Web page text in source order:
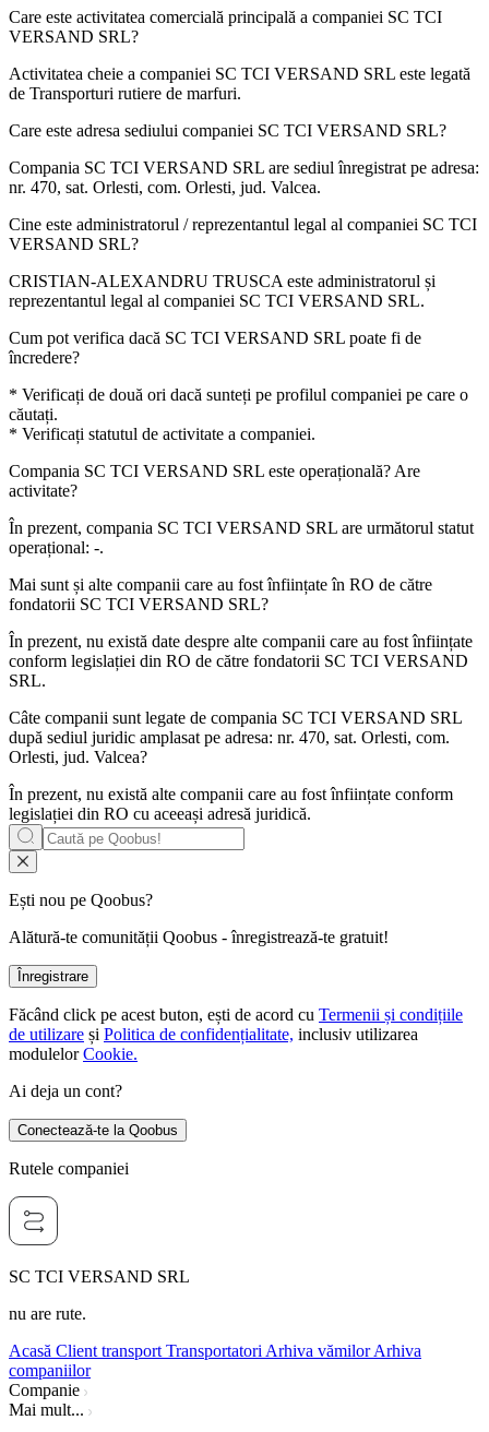
Care este activitatea comercială principală a companiei SC TCI
VERSAND SRL?
Activitatea cheie a companiei SC TCI VERSAND SRL este legată
de Transporturi rutiere de marfuri.
Care este adresa sediului companiei SC TCI VERSAND SRL?
Compania SC TCI VERSAND SRL are sediul înregistrat pe adresa:
nr. 470, sat. Orlesti, com. Orlesti, jud. Valcea.
Cine este administratorul / reprezentantul legal al companiei SC TCI
VERSAND SRL?
CRISTIAN-ALEXANDRU TRUSCA este administratorul și
reprezentantul legal al companiei SC TCI VERSAND SRL.
Cum pot verifica dacă SC TCI VERSAND SRL poate fi de
încredere?
* Verificați de două ori dacă sunteți pe profilul companiei pe care o
căutați.
* Verificați statutul de activitate a companiei.
Compania SC TCI VERSAND SRL este operațională? Are
activitate?
În prezent, compania SC TCI VERSAND SRL are următorul statut
operațional: -.
Mai sunt și alte companii care au fost înființate în RO de către
fondatorii SC TCI VERSAND SRL?
În prezent, nu există date despre alte companii care au fost înființate
conform legislației din RO de către fondatorii SC TCI VERSAND
SRL.
Câte companii sunt legate de compania SC TCI VERSAND SRL
după sediul juridic amplasat pe adresa: nr. 470, sat. Orlesti, com.
Orlesti, jud. Valcea?
În prezent, nu există alte companii care au fost înființate conform
legislației din RO cu aceeași adresă juridică.
Ești nou pe Qoobus?
Alătură-te comunității Qoobus - înregistrează-te gratuit!
Înregistrare
Făcând click pe acest buton, ești de acord cu Termenii și condițiile
de utilizare și Politica de confidențialitate, inclusiv utilizarea
modulelor Cookie.
Ai deja un cont?
Conectează-te la Qoobus
Rutele companiei
SC TCI VERSAND SRL
nu are rute.
Acasă Client transport Transportatori Arhiva vămilor Arhiva
companiilor
Companie
Mai mult...